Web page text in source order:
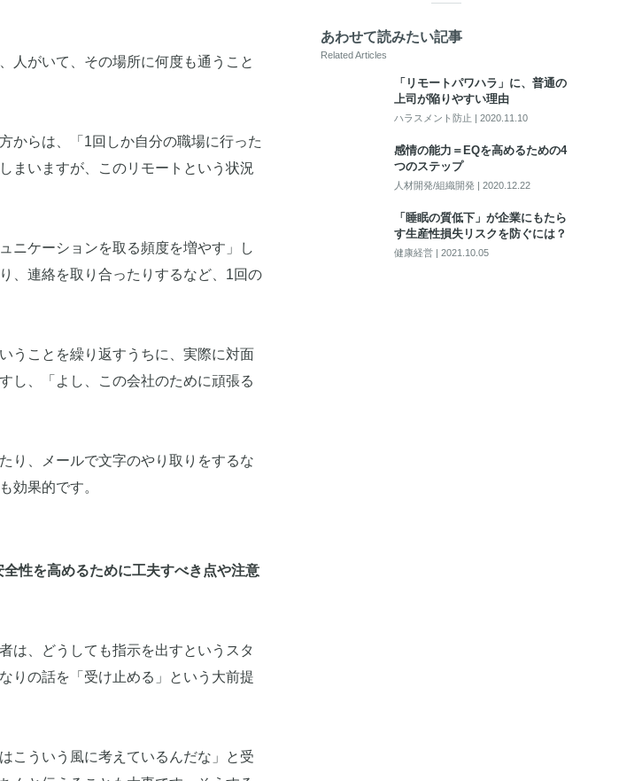
人がいて、その場所に何度も通うこと
からは、「1回しか自分の職場に行った
まいますが、このリモートという状況
ニケーションを取る頻度を増やす」し
、連絡を取り合ったりするなど、1回の
うことを繰り返すうちに、実際に対面
し、「よし、この会社のために頑張る
り、メールで文字のやり取りをするな
効果的です。
性を高めるために工夫すべき点や注意
は、どうしても指示を出すというスタ
りの話を「受け止める」という大前提
こういう風に考えているんだな」と受
あわせて読みたい記事
Related Articles
「リモートパワハラ」に、普通の
上司が陥りやすい理由
ハラスメント防止 | 2020.11.10
感情の能力＝EQを高めるための4
つのステップ
人材開発/組織開発 | 2020.12.22
「睡眠の質低下」が企業にもたら
す生産性損失リスクを防ぐには？
健康経営 | 2021.10.05